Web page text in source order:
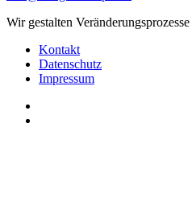
Wir gestalten Veränderungsprozesse
Kontakt
Datenschutz
Impressum